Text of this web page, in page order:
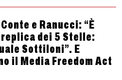
e Ranucci: “È
dei 5 Stelle:
Sottiloni”. E
il Media Freedom Act